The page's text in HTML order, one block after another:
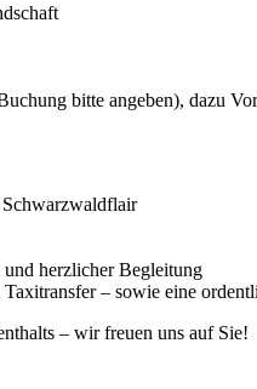
bitte angeben), dazu
herzlicher Begleitung
– sowie eine
– wir freuen uns auf Sie!